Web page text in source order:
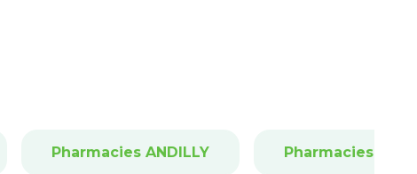
Pharmacies ANDILLY Pharmacies